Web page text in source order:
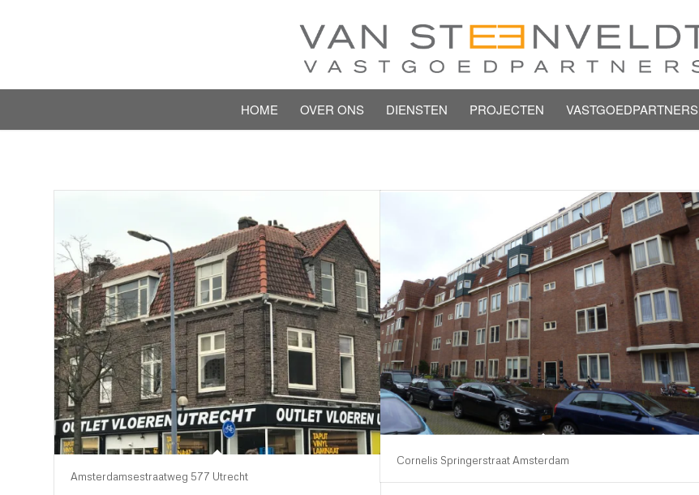
HOME OVER ONS DIENSTEN PROJECTEN VASTGOEDPARTNERS
Amsterdamsestraatweg 577 Utrecht
Cornelis Springerstraat Amsterdam